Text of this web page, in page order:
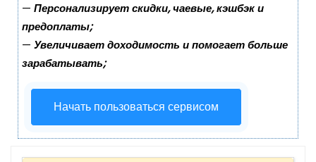
— Персонализирует скидки, чаевые, кэшбэк и
предоплаты;
— Увеличивает доходимость и помогает больше
зарабатывать;
Начать пользоваться сервисом